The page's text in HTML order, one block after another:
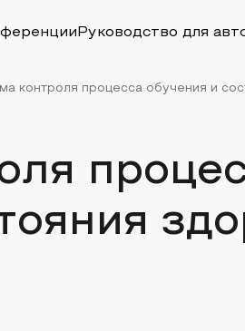
Руководство для
контроля процесса обучения и